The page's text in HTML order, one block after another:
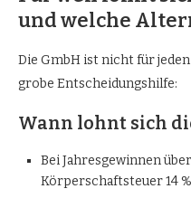
und welche
Die GmbH ist nicht für
grobe Entscheidungshilfe:
Wann lohnt sich
Bei Jahresgewinnen
Körperschaftsteuer 14